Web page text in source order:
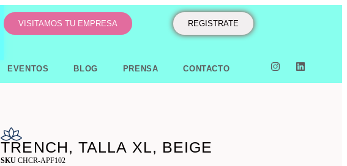
VISITAMOS TU EMPRESA REGISTRATE
EVENTOS BLOG PRENSA CONTACTO
TRENCH, TALLA XL, BEIGE
SKUCHCR-APF102